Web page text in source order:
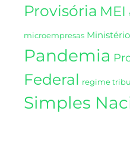
Provisória MEI
microempresas
Pandemia
Federal regime
Simples